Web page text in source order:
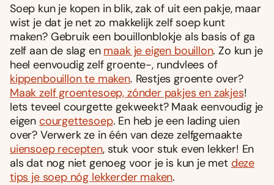
Soep kun je kopen in blik, zak of uit een pakje, maar
wist je dat je net zo makkelijk zelf soep kunt
maken? Gebruik een bouillonblokje als basis of ga
zelf aan de slag en maak je eigen bouillon. Zo kun je
heel eenvoudig zelf groente-, rundvlees of
kippenbouillon te maken. Restjes groente over?
Maak zelf groentesoep, zónder pakjes en zakjes!
Iets teveel courgette gekweekt? Maak eenvoudig je
eigen courgettesoep. En heb je een lading uien
over? Verwerk ze in één van deze zelfgemaakte
uiensoep recepten, stuk voor stuk even lekker! En
als dat nog niet genoeg voor je is kun je met deze
tips je soep nóg lekkerder maken.